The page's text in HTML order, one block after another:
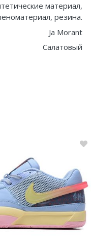
материал,
резина.
Ja Morant
Салатовый